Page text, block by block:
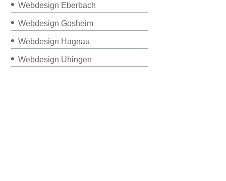
Webdesign Eberbach
Webdesign Gosheim
Webdesign Hagnau
Webdesign Uhingen